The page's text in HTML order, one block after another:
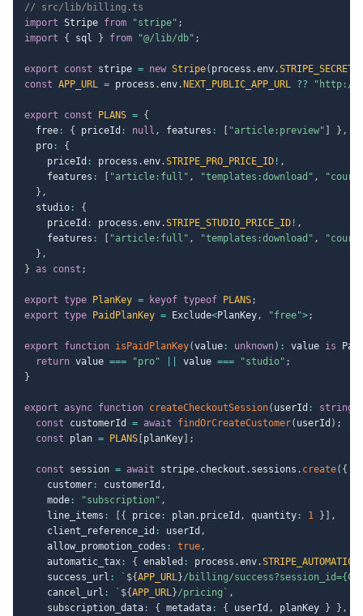
// src/lib/billing.ts
import Stripe from "stripe" ;
import
{ sql } from "@/lib/db" ;
export const stripe = new Stripe( process .env.
const APP_URL = process .env. NEXT_PUBLIC_APP_URL ?? "http://
export const PLANS = {
  free
: { priceId : null , features : "article:preview" } ,
  pro
:
{
    priceId
: process .env.STRIPE_PRO_PRICE_ID ! ,
    features
: "article:full" , "templates:download" ,
} ,
  studio
:
{
    priceId
: process .env.STRIPE_STUDIO_PRICE_ID ! ,
    features
: "article:full" , "templates:download" ,
} ,
}
as const ;
export type PlanKey = keyof typeof PLANS;
export type PaidPlanKey = Exclude<PlanKey, "free">;
export function isPaidPlanKey(value : unknown) : value is
return value === "pro" value === "studio" ;
}
export async function createCheckoutSession( userId : string
const customerId = await findOrCreateCustomer( userId ) ;
const plan = PLANS planKey ;
const session = await stripe. checkout . sessions . create( {
    customer
: customerId ,
    mode
: "subscription" ,
    line_items
: { price : plan. priceId , quantity : 1 }
,
    client_reference_id
: userId ,
    allow_promotion_codes
: true,
    automatic_tax
: { enabled : process .env.
    success_url
: ` ${APP_URL}/billing/
    cancel_url
: ` ${APP_URL}/pricing ` ,
    subscription_data
: { metadata : { userId , planKey } } ,